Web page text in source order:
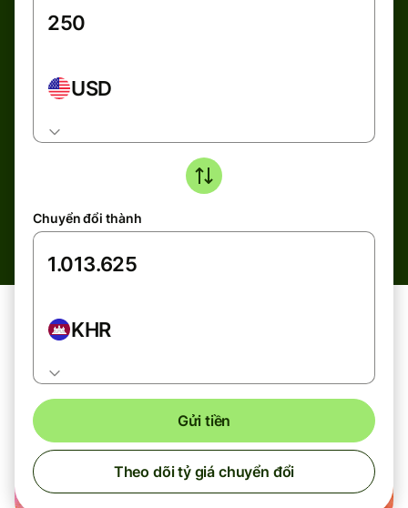
USD
Chuyển đổi thành
KHR
Gửi tiền
Theo dõi tỷ giá chuyển đổi